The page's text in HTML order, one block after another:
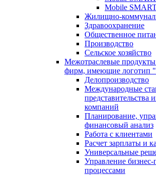
Mobile
Жилищно-
Здравоохранение
Общественное
Производство
Сельское хозяйство
Межотраслевые продукты
фирм, имеющие логотип
Делопроизводство
Международные
представительства
компаний
Планирование,
финансовый анализ
Работа с клиентами
Расчет зарплаты и
Универсальные
Управление
процессами